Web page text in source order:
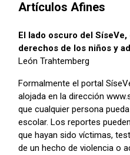
Artículos Afines
El lado oscuro del
derechos de los niños y
León Trahtemberg
Formalmente el portal
alojada en la dirección
que cualquier persona
escolar. Los reportes
que hayan sido víctimas,
de un hecho de violencia o